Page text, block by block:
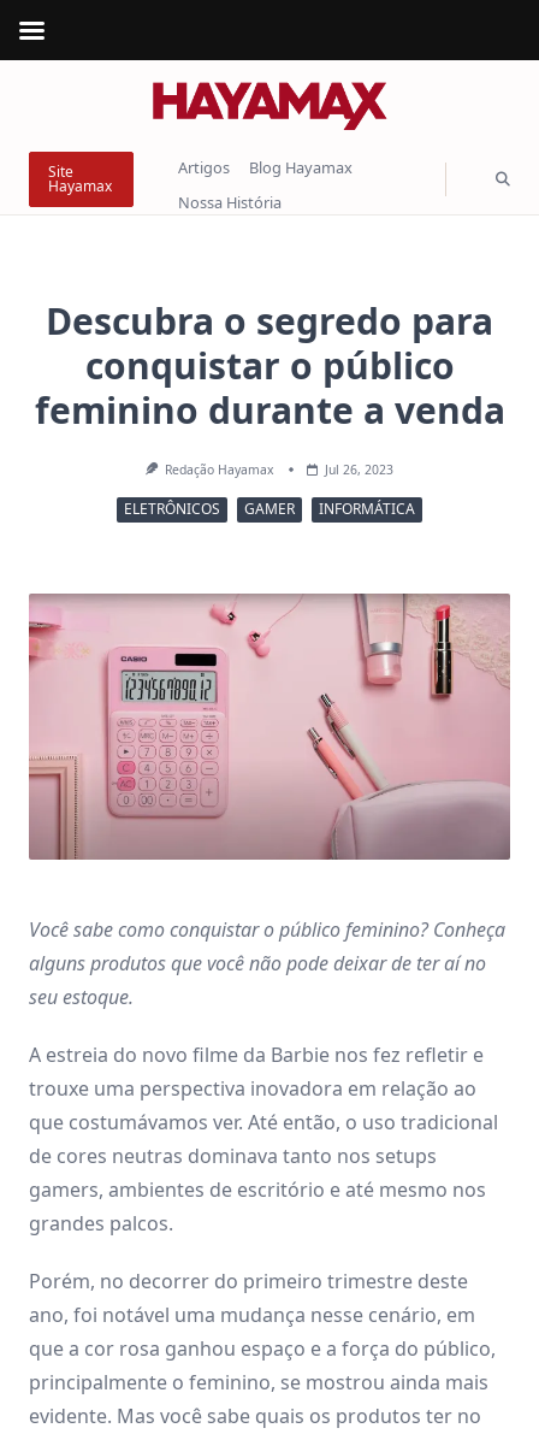
Site
Hayamax
Artigos
Blog Hayamax
Nossa História
Descubra o segredo para
conquistar o público
feminino durante a venda
Redação Hayamax Jul 26, 2023
ELETRÔNICOS GAMER INFORMÁTICA
Você sabe como conquistar o público feminino? Conheça
alguns produtos que você não pode deixar de ter aí no
seu estoque.
A estreia do novo filme da Barbie nos fez refletir e
trouxe uma perspectiva inovadora em relação ao
que costumávamos ver. Até então, o uso tradicional
de cores neutras dominava tanto nos setups
gamers, ambientes de escritório e até mesmo nos
grandes palcos.
Porém, no decorrer do primeiro trimestre deste
ano, foi notável uma mudança nesse cenário, em
que a cor rosa ganhou espaço e a força do público,
principalmente o feminino, se mostrou ainda mais
evidente. Mas você sabe quais os produtos ter no